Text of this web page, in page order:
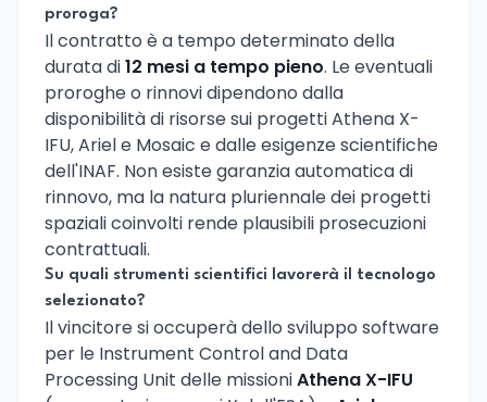
proroga?
Il contratto è a tempo determinato della
durata di12 mesi a tempo pieno. Le eventuali
proroghe o rinnovi dipendono dalla
disponibilità di risorse sui progetti Athena X-
IFU, Ariel e Mosaic e dalle esigenze scientifiche
dell'INAF. Non esiste garanzia automatica di
rinnovo, ma la natura pluriennale dei progetti
spaziali coinvolti rende plausibili prosecuzioni
contrattuali.
Su quali strumenti scientifici lavorerà il tecnologo
selezionato?
Il vincitore si occuperà dello sviluppo software
per le Instrument Control and Data
Processing Unit delle missioniAthena X-IFU